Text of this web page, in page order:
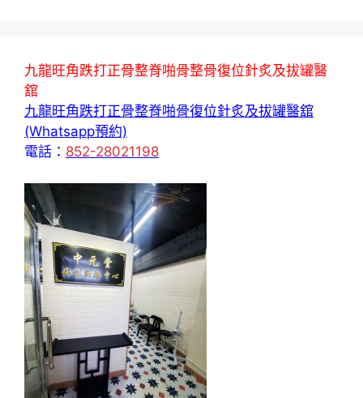
九龍旺角跌打正骨整脊啪骨整骨復位針炙及拔罐醫
舘
九龍旺角跌打正骨整脊啪骨復位針炙及拔罐醫舘
(Whatsapp預約)
電話： 852-28021198